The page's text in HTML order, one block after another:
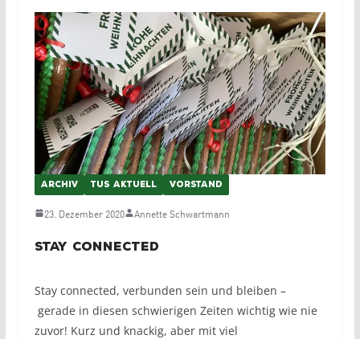
ARCHIV TUS AKTUELL VORSTAND
23. Dezember 2020 Annette Schwartmann
STAY CONNECTED
Stay connected, verbunden sein und bleiben –
gerade in diesen schwierigen Zeiten wichtig wie nie
zuvor! Kurz und knackig, aber mit viel